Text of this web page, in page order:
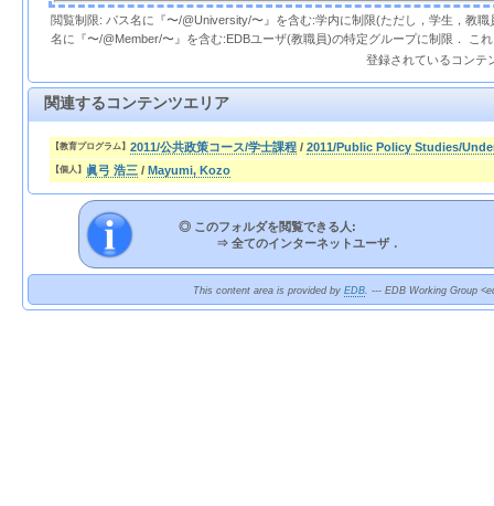
閲覧制限: パス名に『〜/@University/〜』を含む:学内に制限(ただし，学生，教
名に『〜/@Member/〜』を含む:EDBユーザ(教職員)の特定グループに制限． こ
登録されているコンテ
関連するコンテンツエリア
【教育プログラム】 2011/公共政策コース/学士課程 / 2011/Public Policy Studies/
【個人】 眞弓 浩三 / Mayumi, Kozo
◎ このフォルダを閲覧できる人:
⇒ 全てのインターネットユーザ．
This content area is provided by EDB. --- EDB Working Group